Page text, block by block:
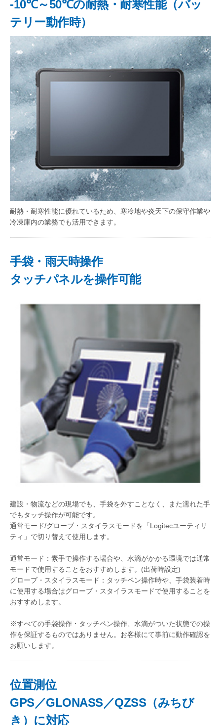
-10℃～50℃の耐熱・耐寒性能（バッ
テリー動作時）
耐熱・耐寒性能に優れているため、寒冷地や炎天下の保守作業や
冷凍庫内の業務でも活用できます。
手袋・雨天時操作
タッチパネルを操作可能
建設・物流などの現場でも、手袋を外すことなく、また濡れた手
でもタッチ操作が可能です。
通常モード/グローブ・スタイラスモードを「Logitecユーティリ
ティ」で切り替えて使用します。
通常モード：素手で操作する場合や、水滴がかかる環境では通常
モードで使用することをおすすめします。(出荷時設定)
グローブ・スタイラスモード：タッチペン操作時や、手袋装着時
に使用する場合はグローブ・スタイラスモードで使用することを
おすすめします。
※すべての手袋操作・タッチペン操作、水滴がついた状態での操
作を保証するものではありません。お客様にて事前に動作確認を
お願いします。
位置測位
GPS／GLONASS／QZSS（みちび
き）に対応